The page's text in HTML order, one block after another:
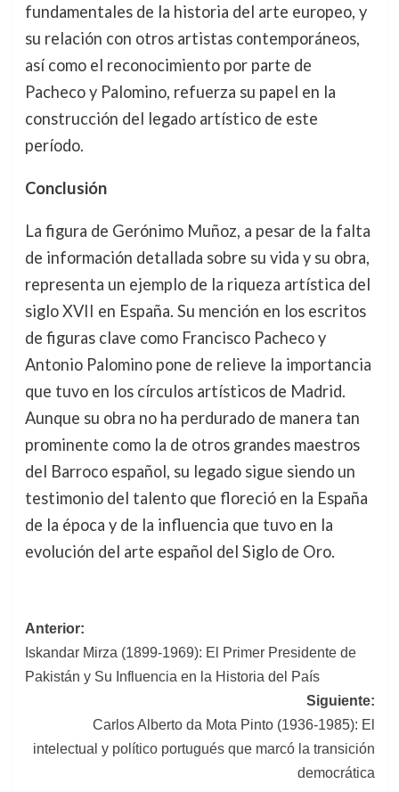
fundamentales de la historia del arte europeo, y
su relación con otros artistas contemporáneos,
así como el reconocimiento por parte de
Pacheco y Palomino, refuerza su papel en la
construcción del legado artístico de este
período.
Conclusión
La figura de Gerónimo Muñoz, a pesar de la falta
de información detallada sobre su vida y su obra,
representa un ejemplo de la riqueza artística del
siglo XVII en España. Su mención en los escritos
de figuras clave como Francisco Pacheco y
Antonio Palomino pone de relieve la importancia
que tuvo en los círculos artísticos de Madrid.
Aunque su obra no ha perdurado de manera tan
prominente como la de otros grandes maestros
del Barroco español, su legado sigue siendo un
testimonio del talento que floreció en la España
de la época y de la influencia que tuvo en la
evolución del arte español del Siglo de Oro.
Navegación
de
entradas
Anterior:
Iskandar Mirza (1899-1969): El Primer Presidente de
Pakistán y Su Influencia en la Historia del País
Siguiente:
Carlos Alberto da Mota Pinto (1936-1985): El
intelectual y político portugués que marcó la transición
democrática